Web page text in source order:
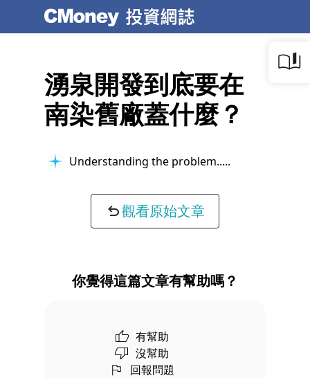
湧泉開發到底要在
南染舊廠蓋什麼？
Understanding the problem...
觀看原始文章
你覺得這篇文章有幫助嗎？
有幫助
沒幫助
回報問題